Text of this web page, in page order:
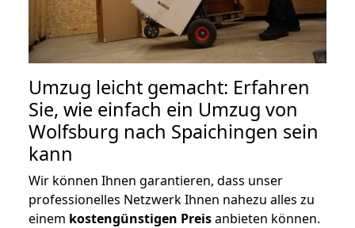
Umzug leicht gemacht: Erfahren
Sie, wie einfach ein Umzug von
Wolfsburg nach Spaichingen sein
kann
Wir können Ihnen garantieren, dass unser
professionelles Netzwerk Ihnen nahezu alles zu
einem kostengünstigen Preisanbieten können.